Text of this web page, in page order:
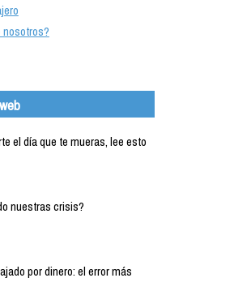
nosotros?
el día que te mueras, lee esto
nuestras crisis?
por dinero: el error más